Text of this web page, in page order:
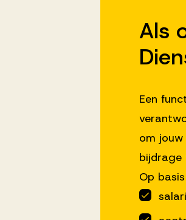
Als
Een
om
bijdrage
Op